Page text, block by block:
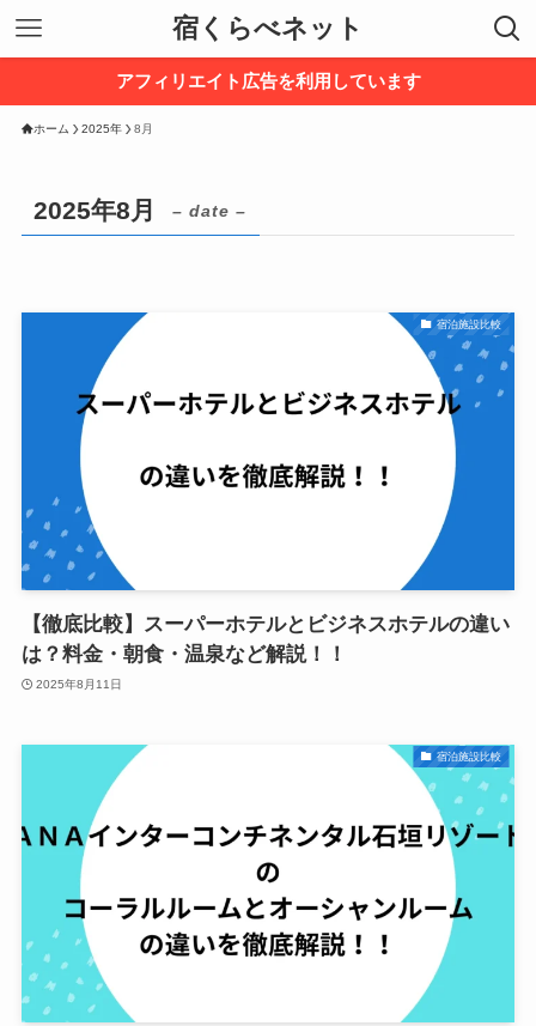
宿くらべネット
アフィリエイト広告を利用しています
ホーム 2025年 8月
2025年8月 – date –
宿泊施設比較
【徹底比較】スーパーホテルとビジネスホテルの違い
は？料金・朝食・温泉など解説！！
2025年8月11日
宿泊施設比較